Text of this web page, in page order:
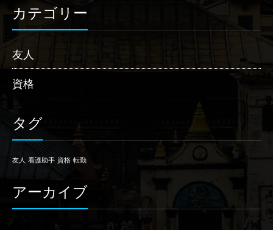
カテゴリー
友人
資格
タグ
友人 看護助手 資格 転勤
アーカイブ